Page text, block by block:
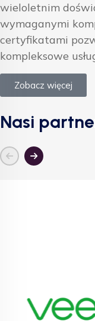
wieloletnim
wymaganymi
certyfikatami
kompleksowe
Zobacz więcej
Nasi